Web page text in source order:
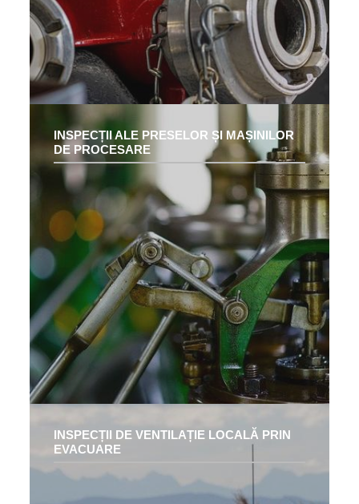
INSPECȚII ALE PRESELOR ȘI MAȘINILOR
DE PROCESARE
INSPECȚII DE VENTILAȚIE LOCALĂ PRIN
EVACUARE